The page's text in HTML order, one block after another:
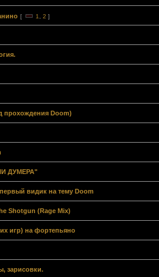
[ 1 2 ]
прохождения Doom)
ДУМЕРА"
видик на тему Doom
Shotgun (Rage Mix)
игр) на фортепьяно
зарисовки.